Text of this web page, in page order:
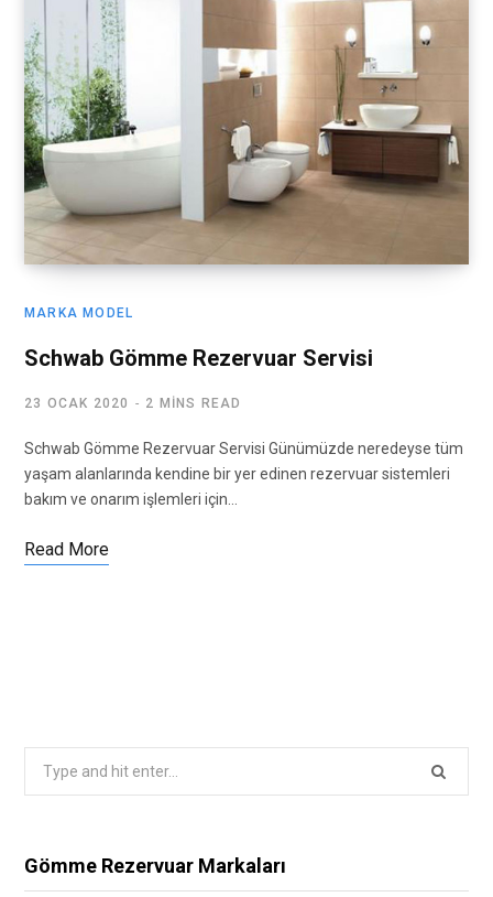
MARKA MODEL
Schwab Gömme Rezervuar Servisi
23 OCAK 2020 2 MINS READ
Schwab Gömme Rezervuar Servisi Günümüzde neredeyse tüm
yaşam alanlarında kendine bir yer edinen rezervuar sistemleri
bakım ve onarım işlemleri için…
Read More
Gömme Rezervuar Markaları